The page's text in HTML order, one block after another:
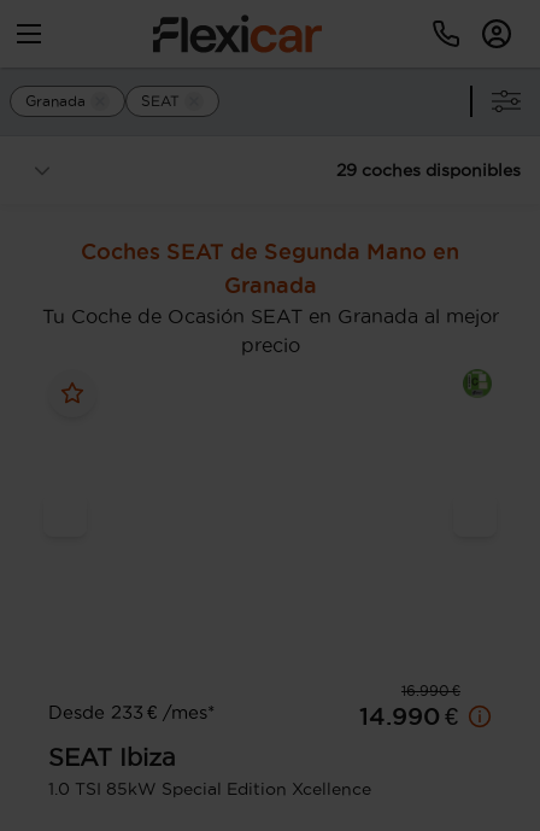
Granada SEAT
29 coches disponibles
Coches SEAT de Segunda Mano en
Granada
Tu Coche de Ocasión SEAT en Granada al mejor
precio
16.990 €
Desde 233 € /mes*
14.990 €
SEAT
Ibiza
1.0 TSI 85kW Special Edition Xcellence